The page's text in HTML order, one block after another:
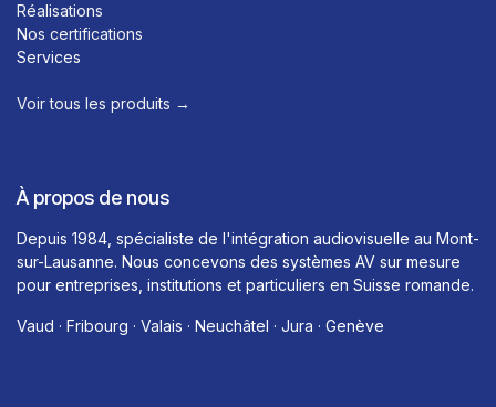
Réalisations
Nos certifications
Services
Voir tous les produits →​
À propos de nous
Depuis 1984, spécialiste de l'intégration audiovisuelle au Mont-
sur-Lausanne. Nous concevons des systèmes AV sur mesure
pour entreprises, institutions et particuliers en Suisse romande.
Vaud · Fribourg · Valais · Neuchâtel · Jura · Genève